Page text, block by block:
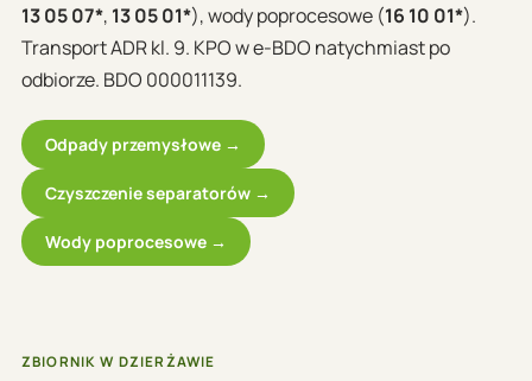
13 05 07*, 13 05 01*), wody poprocesowe (16 10 01*).
Transport ADR kl. 9. KPO w e-BDO natychmiast po
odbiorze. BDO 000011139.
Odpady przemysłowe →
Czyszczenie separatorów →
Wody poprocesowe →
ZBIORNIK W DZIERŻAWIE